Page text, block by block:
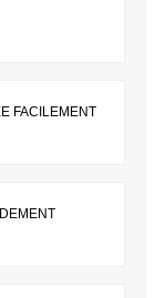
FACILEMENT